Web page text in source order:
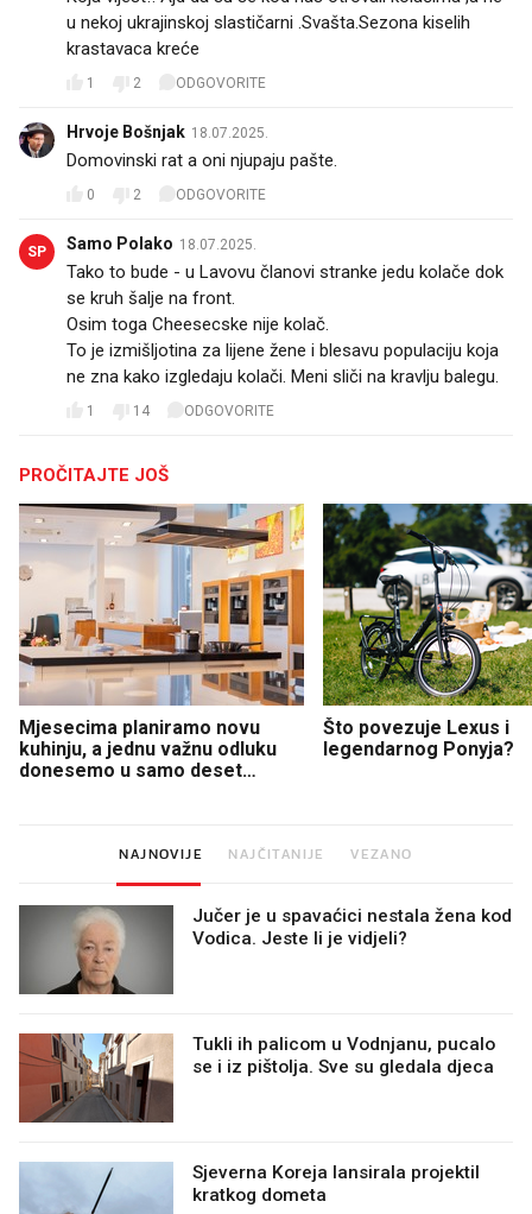
u nekoj ukrajinskoj slastičarni .Svašta.Sezona kiselih
krastavaca kreće
1 2 ODGOVORITE
Hrvoje Bošnjak 18.07.2025.
Domovinski rat a oni njupaju pašte.
0 2 ODGOVORITE
SP Samo Polako 18.07.2025.
Tako to bude - u Lavovu članovi stranke jedu kolače dok
se kruh šalje na front.
Osim toga Cheesecske nije kolač.
To je izmišljotina za lijene žene i blesavu populaciju koja
ne zna kako izgledaju kolači. Meni sliči na kravlju balegu.
1 14 ODGOVORITE
PROČITAJTE JOŠ
Mjesecima planiramo novu
kuhinju, a jednu važnu odluku
donesemo u samo deset
Što povezuje Lexus i
legendarnog Ponyja?
NAJNOVIJE NAJČITANIJE VEZANO
Jučer je u spavaćici nestala žena kod
Vodica. Jeste li je vidjeli?
Tukli ih palicom u Vodnjanu, pucalo
se i iz pištolja. Sve su gledala djeca
Sjeverna Koreja lansirala projektil
kratkog dometa